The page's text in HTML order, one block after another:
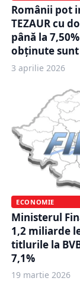
Românii pot
TEZAUR cu
până la
obținute
3 aprilie 2026
ECONOMIE
Ministerul
1,2 miliarde
titlurile la
7,1%
19 martie 2026